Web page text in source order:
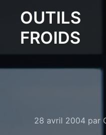
OUTILS
FROIDS
28 avril 2004par